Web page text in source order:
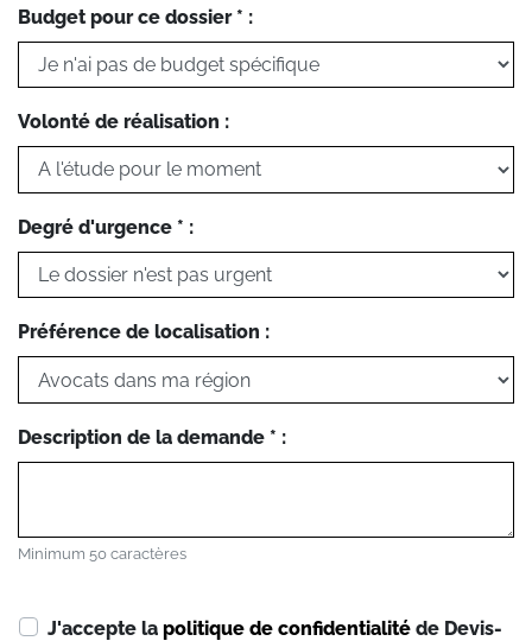
Budget pour ce dossier * :
Volonté de réalisation :
Degré d'urgence * :
Préférence de localisation :
Description de la demande * :
Minimum 50 caractères
J'accepte la politique de confidentialité de Devis-